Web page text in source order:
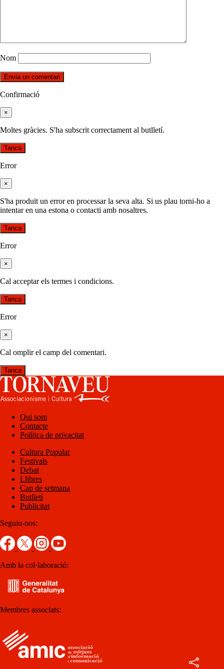
Nom
Confirmació
×
Moltes gràcies. S'ha subscrit correctament al butlletí.
Tanca
Error
×
S'ha produït un error en processar la seva alta. Si us plau torni-ho a
intentar en una estona o contacti amb nosaltres.
Tanca
Error
×
Cal acceptar els termes i condicions.
Tanca
Error
×
Cal omplir el camp del comentari.
Tanca
Qui som
Contacte
Política de privacitat
Cultura Popular
Festivals
Debat
Llibres
Cap de setmana
Butlletí
Publicitat
Seguiu-nos:
Amb la col·laboració:
Membres associats: